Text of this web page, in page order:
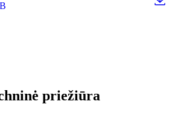
priežiūra